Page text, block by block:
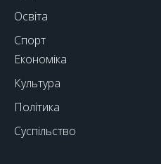
Освіта
Спорт
Економіка
Культура
Політика
Суспільство